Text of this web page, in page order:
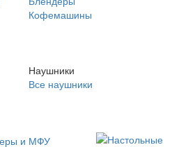
Кофемашины
Наушники
Все наушники